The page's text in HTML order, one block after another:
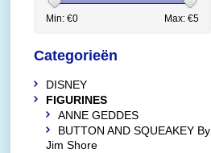
Min: €0 Max: €5
Categorieën
DISNEY
FIGURINES
ANNE GEDDES
BUTTON AND SQUEAKEY By
Jim Shore